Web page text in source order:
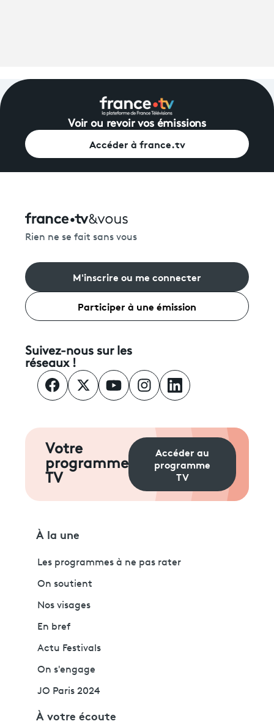
Voir ou revoir vos émissions
Accéder à france.tv
Rien ne se fait sans vous
M'inscrire ou me connecter
Participer à une émission
Suivez-nous sur les
réseaux !
Votre
programme
TV
Accéder au
programme
TV
À la une
Les programmes à ne pas rater
On soutient
Nos visages
En bref
Actu Festivals
On s'engage
JO Paris 2024
À votre écoute